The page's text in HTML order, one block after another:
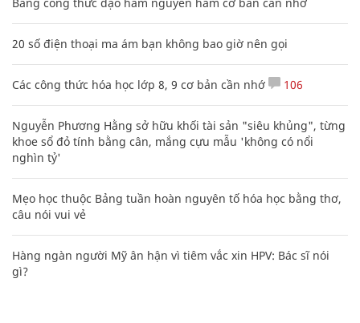
20 số điện thoại ma ám bạn không bao giờ nên gọi
Các công thức hóa học lớp 8, 9 cơ bản cần nhớ 106
Nguyễn Phương Hằng sở hữu khối tài sản "siêu khủng", từng
khoe sổ đỏ tính bằng cân, mắng cựu mẫu 'không có nổi
nghìn tỷ'
Mẹo học thuộc Bảng tuần hoàn nguyên tố hóa học bằng thơ,
câu nói vui vẻ
Hàng ngàn người Mỹ ân hận vì tiêm vắc xin HPV: Bác sĩ nói
gì?